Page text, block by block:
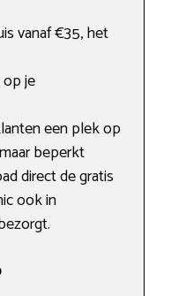
vanaf €35, het
je
een plek op
beperkt
direct de gratis
ook in